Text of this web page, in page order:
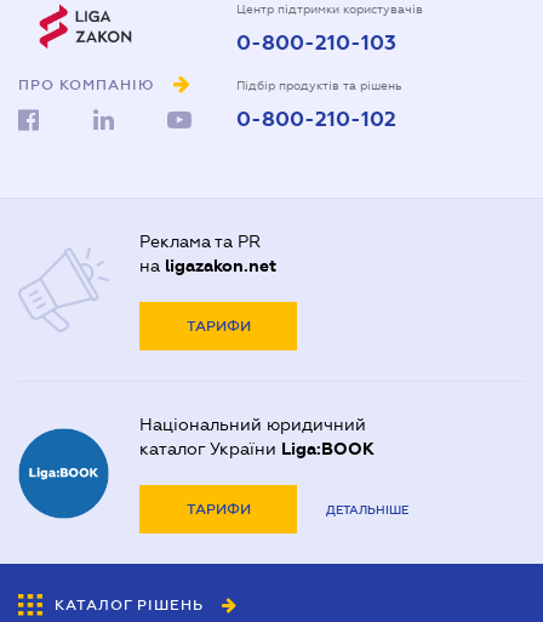
ПРО КОМПАНІЮ
Центр підтримки користувачів
0-800-210-103
Підбір продуктів та рішень
0-800-210-102
Реклама та PR
на ligazakon.net
ТАРИФИ
Національний юридичний
каталог України Liga:BOOK
ТАРИФИ ДЕТАЛЬНІШЕ
КАТАЛОГ РІШЕНЬ